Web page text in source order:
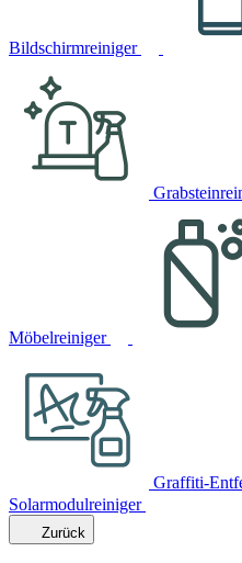
Bildschirmreiniger
Möbelreiniger
Graffiti-
Solarmodulreiniger
Zurück